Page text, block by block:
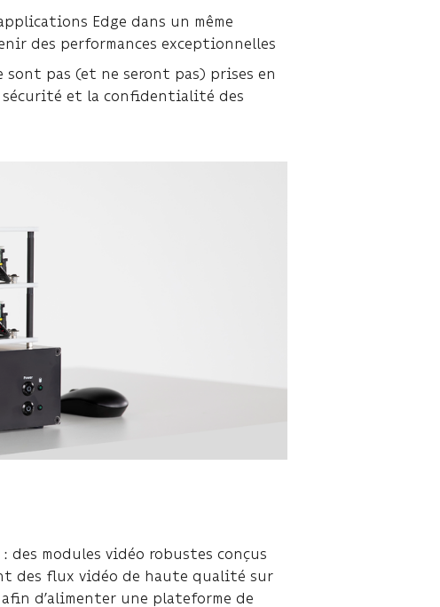
Edge dans un même
des performances exceptionnelles
pas (et ne seront pas) prises en
sécurité et la confidentialité des
des modules vidéo robustes conçus
des flux vidéo de haute qualité sur
d’alimenter une plateforme de